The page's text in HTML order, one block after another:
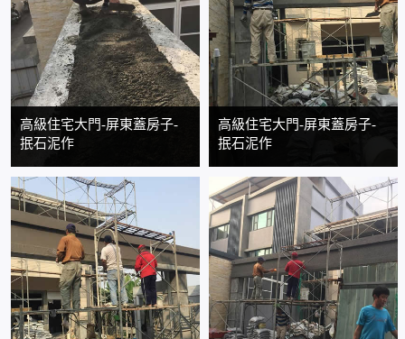
高級住宅大門-屏東蓋房子-
抿石泥作
高級住宅大門-屏東蓋房子-
抿石泥作